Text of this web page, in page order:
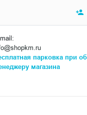
парковка при
магазина